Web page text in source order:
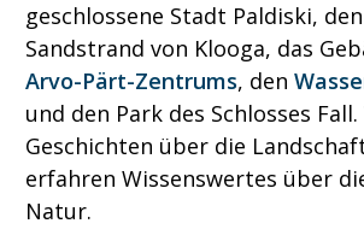
geschlossene Stadt Paldiski,
Sandstrand von Klooga, das
Arvo-Pärt-Zentrums, den
und den Park des Schlosses
Geschichten über die
erfahren Wissenswertes über
Natur.